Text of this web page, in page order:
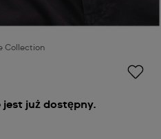
Collection
już dostępny.